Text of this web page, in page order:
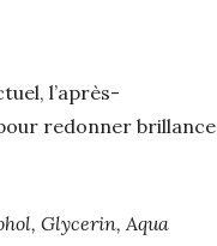
l’après-
redonner brillance
Glycerin, Aqua